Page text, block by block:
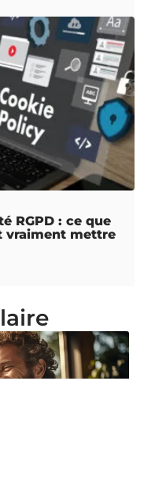
RGPD : ce que
vraiment mettre